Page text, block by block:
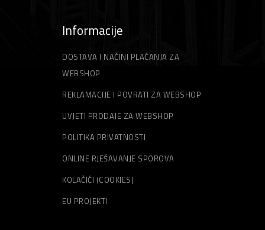
Informacije
DOSTAVA I NAČINI PLAĆANJA ZA
WEBSHOP
REKLAMACIJE I POVRATI ZA WEBSHOP
UVJETI PRODAJE ZA WEBSHOP
POLITIKA PRIVATNOSTI
ONLINE RJEŠAVANJE SPOROVA
KOLAČIĆI (COOKIES)
EU PROJEKTI